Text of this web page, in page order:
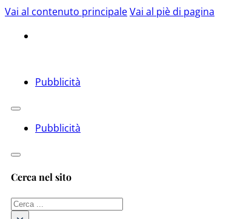
Vai al contenuto principaleVai al piè di pagina
Pubblicità
Pubblicità
Cerca nel sito
Cerca